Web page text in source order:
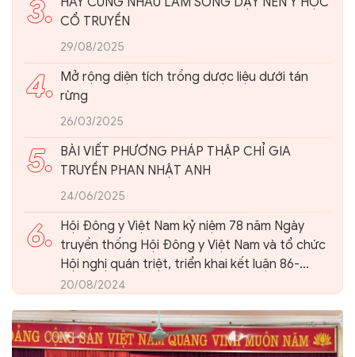
3. CỔ TRUYỀN
29/08/2025
4. Mở rộng diện tích trồng dược liệu dưới tán
rừng
26/03/2025
5. BÀI VIẾT PHƯƠNG PHÁP THẬP CHỈ GIA
TRUYỀN PHAN NHẬT ANH
24/06/2025
6. Hội Đông y Việt Nam kỷ niệm 78 năm Ngày
truyền thống Hội Đông y Việt Nam và tổ chức
Hội nghị quán triệt, triển khai kết luận 86-
KL/TW của Ban Bí thư Trung ương Đảng về
Hội Đông y Việt Nam trong giai đoạn mới.
20/08/2024